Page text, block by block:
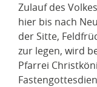
Zulauf des
hier bis nach
der Sitte,
zur legen, wird
Pfarrei